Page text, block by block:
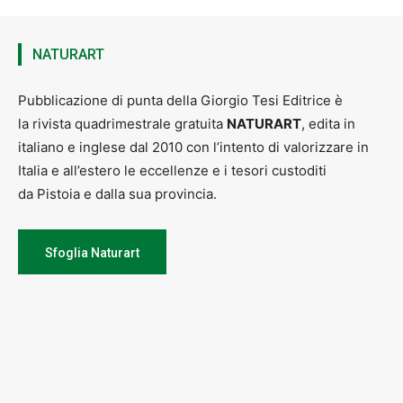
NATURART
Pubblicazione di punta della Giorgio Tesi Editrice è
la rivista quadrimestrale gratuita NATURART, edita in
italiano e inglese dal 2010 con l’intento di valorizzare in
Italia e all’estero le eccellenze e i tesori custoditi
da Pistoia e dalla sua provincia.
Sfoglia Naturart